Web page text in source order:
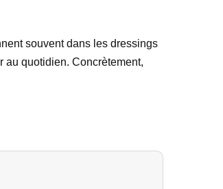
souvent dans les dressings
au quotidien. Concrètement,